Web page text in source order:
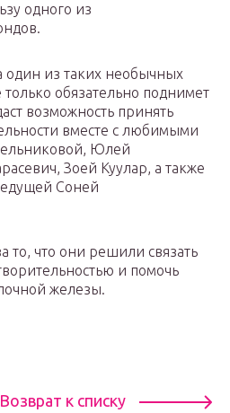
одного из
из таких необычных
обязательно поднимет
возможность принять
вместе с любимыми
Юлей
Зоей Куулар, а также
Соней
то, что они решили связать
и помочь
железы.
Возврат к списку